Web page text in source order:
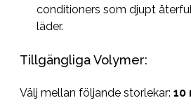
conditioners som djupt
läder.
Tillgängliga Volymer:
Välj mellan följande storlekar: 10